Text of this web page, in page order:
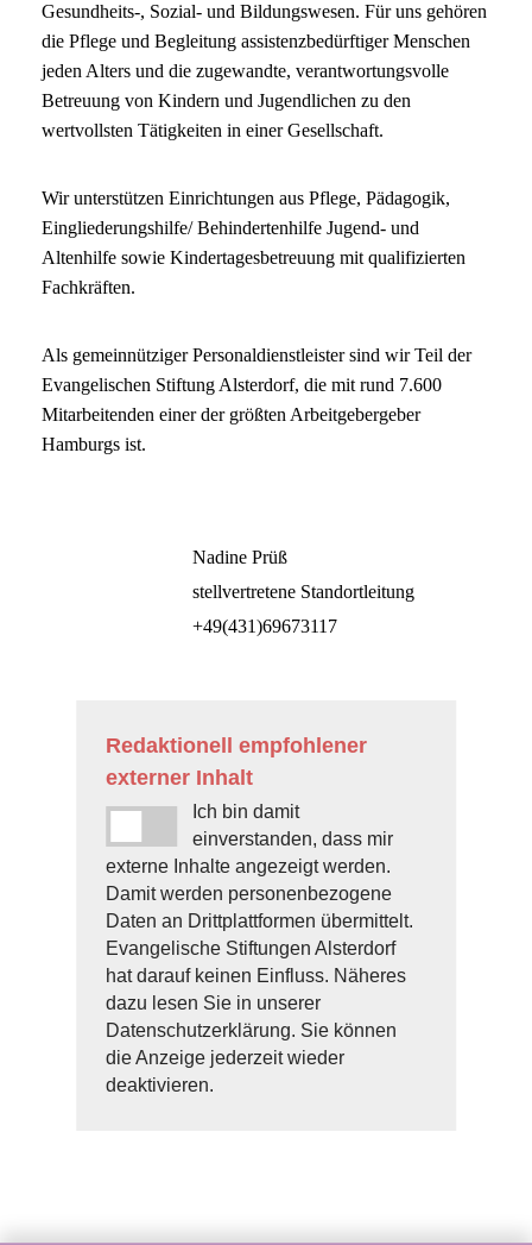
Gesundheits-, Sozial- und Bildungswesen. Für uns gehören
die Pflege und Begleitung assistenzbedürftiger Menschen
jeden Alters und die zugewandte, verantwortungsvolle
Betreuung von Kindern und Jugendlichen zu den
wertvollsten Tätigkeiten in einer Gesellschaft.
Wir unterstützen Einrichtungen aus Pflege, Pädagogik,
Eingliederungshilfe/ Behindertenhilfe Jugend- und
Altenhilfe sowie Kindertagesbetreuung mit qualifizierten
Fachkräften.
Als gemeinnütziger Personaldienstleister sind wir Teil der
Evangelischen Stiftung Alsterdorf, die mit rund 7.600
Mitarbeitenden einer der größten Arbeitgebergeber
Hamburgs ist.
Nadine Prüß
stellvertretene Standortleitung
+49(431)69673117
Redaktionell empfohlener
externer Inhalt
Ich bin damit
einverstanden, dass mir
externe Inhalte angezeigt werden.
Damit werden personenbezogene
Daten an Drittplattformen übermittelt.
Evangelische Stiftungen Alsterdorf
hat darauf keinen Einfluss. Näheres
dazu lesen Sie in unserer
Datenschutzerklärung. Sie können
die Anzeige jederzeit wieder
deaktivieren.